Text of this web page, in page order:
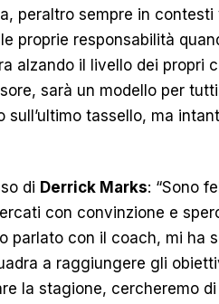
peraltro sempre in
proprie responsabilità
alzando il livello dei propri
sarà un modello per
tassello, ma
di Derrick Marks: “Sono
con convinzione e
parlato con il coach, mi ha
a raggiungere gli
la stagione, cercheremo